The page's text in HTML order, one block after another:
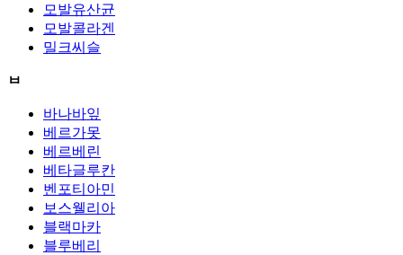
모발유산균
모발콜라겐
밀크씨슬
ㅂ
바나바잎
베르가못
베르베린
베타글루칸
벤포티아민
보스웰리아
블랙마카
블루베리